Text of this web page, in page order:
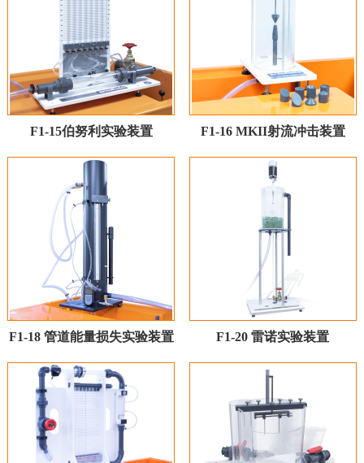
F1-15伯努利实验装置 F1-16 MKII射流冲击装置
F1-18 管道能量损失实验装置 F1-20 雷诺实验装置